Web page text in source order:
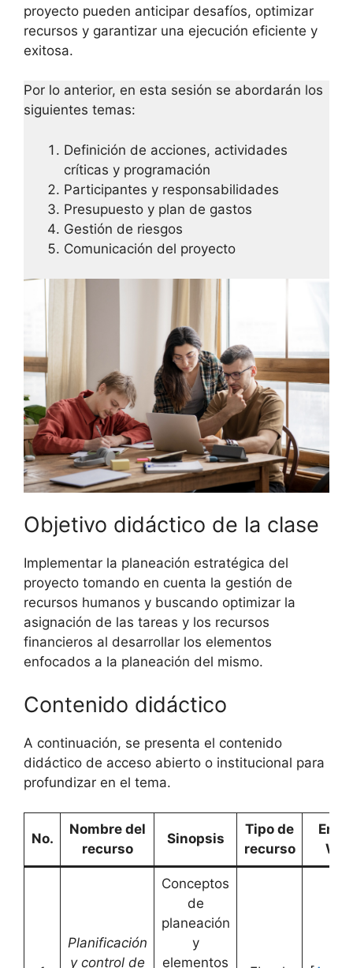
proyecto pueden anticipar desafíos, optimizar
recursos y garantizar una ejecución eficiente y
exitosa.
Por lo anterior, en esta sesión se abordarán los
siguientes temas:
Definición de acciones, actividades
críticas y programación
Participantes y responsabilidades
Presupuesto y plan de gastos
Gestión de riesgos
Comunicación del proyecto
Objetivo didáctico de la clase
Implementar la planeación estratégica del
proyecto tomando en cuenta la gestión de
recursos humanos y buscando optimizar la
asignación de las tareas y los recursos
financieros al desarrollar los elementos
enfocados a la planeación del mismo.
Contenido didáctico
A continuación, se presenta el contenido
didáctico de acceso abierto o institucional para
profundizar en el tema.
No.
Nombre del
recurso
Sinopsis
Tipo de
recurso
Planificación
y control de
Conceptos
de
planeación
y
elementos